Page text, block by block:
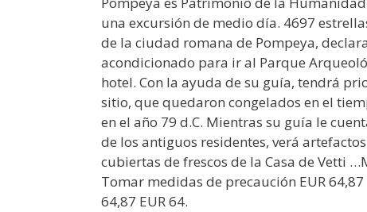
una excursión de medio día. 4697
de la ciudad romana de Pompeya,
acondicionado para ir al Parque
hotel. Con la ayuda de su guía, tendrá
sitio, que quedaron congelados en el
en el año 79 d.C. Mientras su guía le
de los antiguos residentes, verá
cubiertas de frescos de la Casa de Vetti
Tomar medidas de precaución EUR 64,87
64,87 EUR 64.